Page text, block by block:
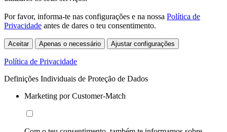
Por favor, informa-te nas configurações e na nossa Política de
Privacidade antes de dares o teu consentimento.
Aceitar Apenas o necessário Ajustar configurações
Política de Privacidade
Definições Individuais de Proteção de Dados
Marketing por Customer-Match